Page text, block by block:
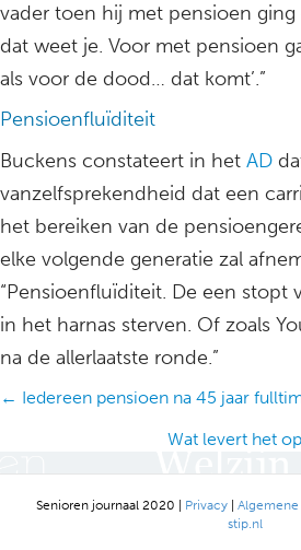
vader toen hij met pensioen ging
dat weet je. Voor met pensioen
als voor de dood… dat komt’.”
Pensioenfluïditeit
Buckens constateert in het AD
vanzelfsprekendheid dat een
het bereiken van de
elke volgende generatie zal
“Pensioenfluïditeit. De een stopt
in het harnas sterven. Of zoals
na de allerlaatste ronde.”
Posts
← Iedereen pensioen na 45 jaar
Wat levert het
Senioren journaal 2020 | Privacy|
stip.nl